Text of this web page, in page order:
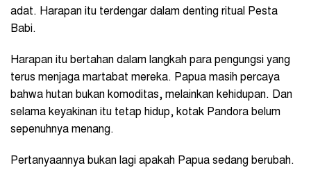
adat. Harapan itu terdengar dalam denting ritual Pesta
Babi.
Harapan itu bertahan dalam langkah para pengungsi yang
terus menjaga martabat mereka. Papua masih percaya
bahwa hutan bukan komoditas, melainkan kehidupan. Dan
selama keyakinan itu tetap hidup, kotak Pandora belum
sepenuhnya menang.
Pertanyaannya bukan lagi apakah Papua sedang berubah.